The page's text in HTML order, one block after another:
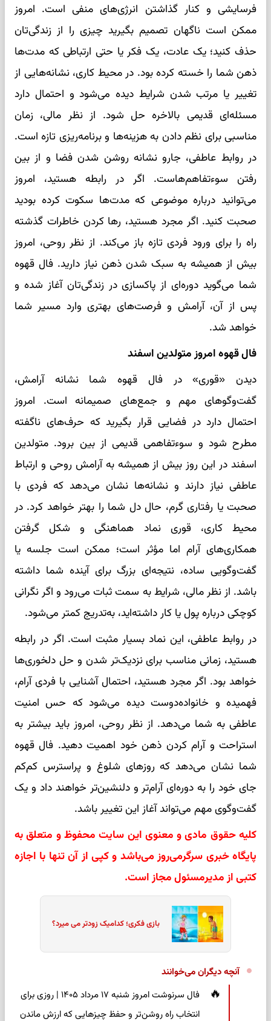
فرسایشی و کنار گذاشتن انرژی‌های منفی است. امروز
ممکن است ناگهان تصمیم بگیرید چیزی را از زندگی‌تان
حذف کنید؛ یک عادت، یک فکر یا حتی ارتباطی که مدت‌ها
ذهن شما را خسته کرده بود. در محیط کاری، نشانه‌هایی از
تغییر یا مرتب شدن شرایط دیده می‌شود و احتمال دارد
مسئله‌ای قدیمی بالاخره حل شود. از نظر مالی، زمان
مناسبی برای نظم دادن به هزینه‌ها و برنامه‌ریزی تازه است.
در روابط عاطفی، جارو نشانه روشن شدن فضا و از بین
رفتن سوءتفاهم‌هاست. اگر در رابطه هستید، امروز
می‌توانید درباره موضوعی که مدت‌ها سکوت کرده بودید
صحبت کنید. اگر مجرد هستید، رها کردن خاطرات گذشته
راه را برای ورود فردی تازه باز می‌کند. از نظر روحی، امروز
بیش از همیشه به سبک شدن ذهن نیاز دارید. فال قهوه
شما می‌گوید دوره‌ای از پاکسازی در زندگی‌تان آغاز شده و
پس از آن، آرامش و فرصت‌های بهتری وارد مسیر شما
خواهد شد.
فال قهوه امروز متولدین اسفند
دیدن «قوری» در فال قهوه شما نشانه آرامش،
گفت‌وگوهای مهم و جمع‌های صمیمانه است. امروز
احتمال دارد در فضایی قرار بگیرید که حرف‌های ناگفته
مطرح شود و سوءتفاهمی قدیمی از بین برود. متولدین
اسفند در این روز بیش از همیشه به آرامش روحی و ارتباط
عاطفی نیاز دارند و نشانه‌ها نشان می‌دهد که فردی با
صحبت یا رفتاری گرم، حال دل شما را بهتر خواهد کرد. در
محیط کاری، قوری نماد هماهنگی و شکل گرفتن
همکاری‌های آرام اما مؤثر است؛ ممکن است جلسه یا
گفت‌وگویی ساده، نتیجه‌ای بزرگ برای آینده شما داشته
باشد. از نظر مالی، شرایط به سمت ثبات می‌رود و اگر نگرانی
کوچکی درباره پول یا کار داشته‌اید، به‌تدریج کمتر می‌شود.
در روابط عاطفی، این نماد بسیار مثبت است. اگر در رابطه
هستید، زمانی مناسب برای نزدیک‌تر شدن و حل دلخوری‌ها
خواهد بود. اگر مجرد هستید، احتمال آشنایی با فردی آرام،
فهمیده و خانواده‌دوست دیده می‌شود که حس امنیت
عاطفی به شما می‌دهد. از نظر روحی، امروز باید بیشتر به
استراحت و آرام کردن ذهن خود اهمیت دهید. فال قهوه
شما نشان می‌دهد که روزهای شلوغ و پراسترس کم‌کم
جای خود را به دوره‌ای آرام‌تر و دلنشین‌تر خواهند داد و یک
گفت‌وگوی مهم می‌تواند آغاز این تغییر باشد.
کلیه حقوق مادی و معنوی این سایت محفوظ و متعلق به
پایگاه خبری سرگرمی‌روز می‌باشد و کپی از آن تنها با اجازه
کتبی از مدیرمسئول مجاز است.
بازی فکری؛ کدامیک زودتر می میرد؟
آنچه دیگران می‌خوانند
فال سرنوشت امروز شنبه ۱۷ مرداد ۱۴۰۵ | روزی برای
انتخاب راه روشن‌تر و حفظ چیزهایی که ارزش ماندن